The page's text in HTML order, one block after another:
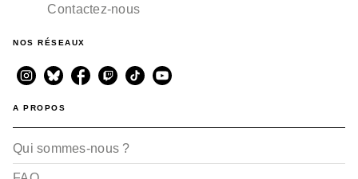
Contactez-nous
NOS RÉSEAUX
A PROPOS
Qui sommes-nous ?